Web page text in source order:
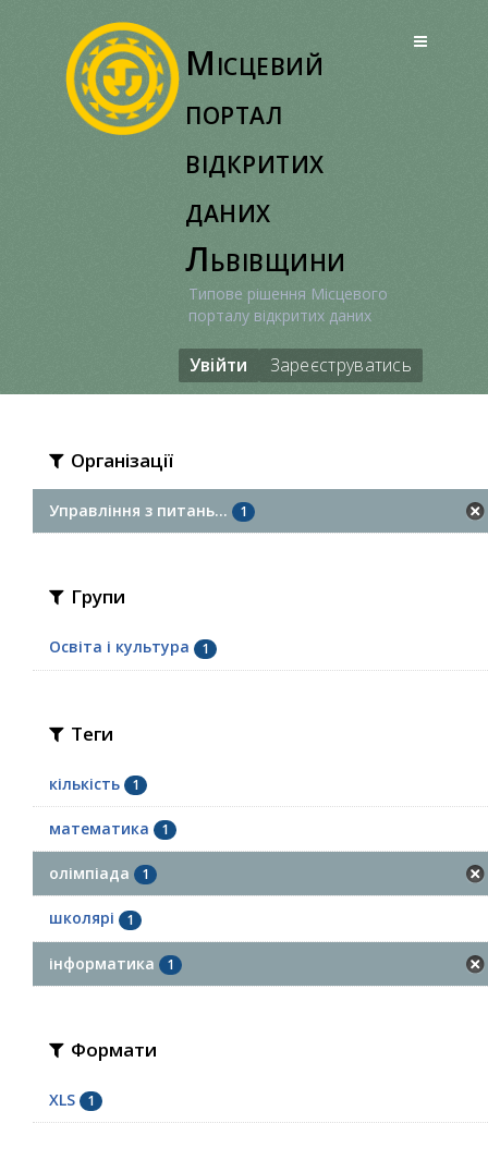
Місцевий
портал
відкритих
даних
Львівщини
Типове рішення Місцевого
порталу відкритих даних
Увійти Зареєструватись
Організації
Управління з питань... 1
Групи
Освіта і культура 1
Теги
кількість 1
математика 1
олімпіада 1
школярі 1
інформатика 1
Формати
XLS 1